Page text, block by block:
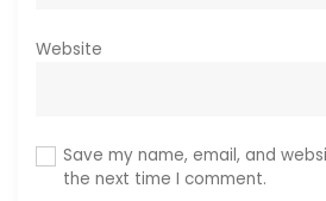
Website
Save my name, email, and
the next time I comment.